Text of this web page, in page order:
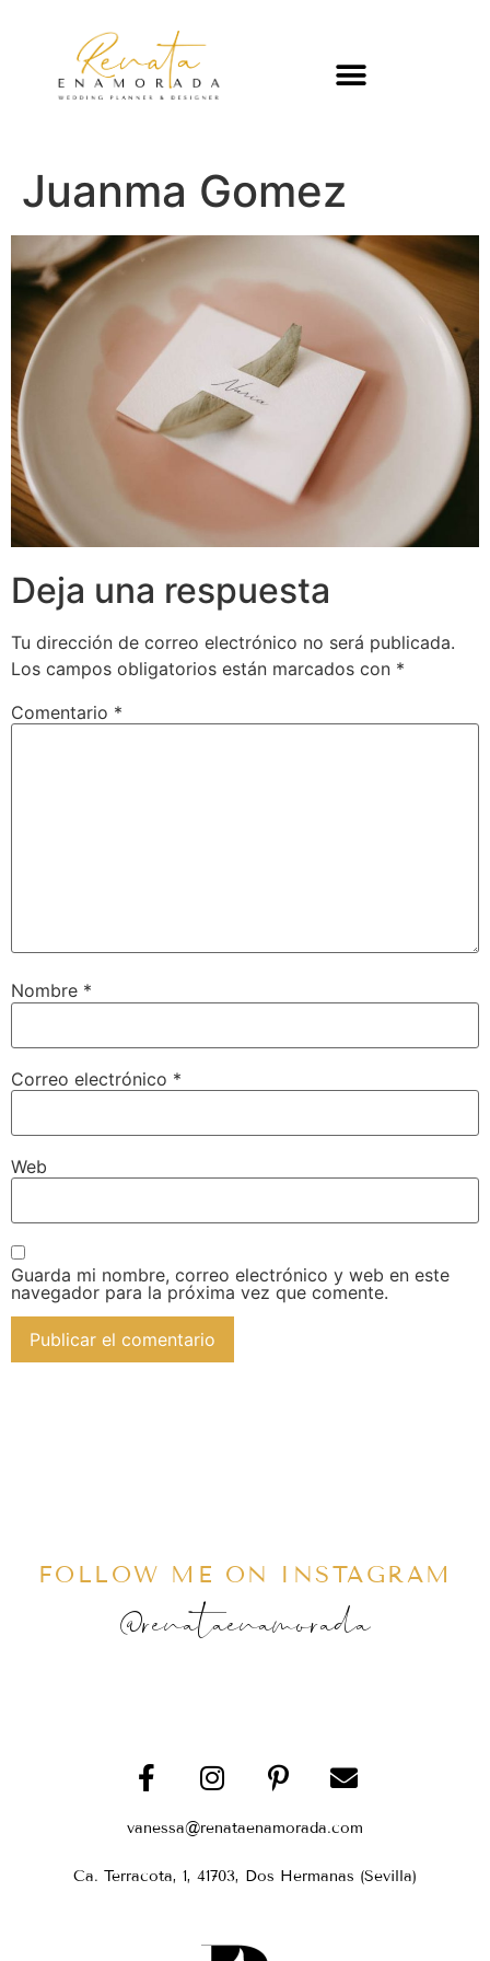
Juanma Gomez
Deja una respuesta
Tu dirección de correo electrónico no será publicada.
Los campos obligatorios están marcados con *
Comentario *
Nombre *
Correo electrónico *
Web
Guarda mi nombre, correo electrónico y web en este
navegador para la próxima vez que comente.
FOLLOW ME ON INSTAGRAM
@renataenamorada
vanessa@renataenamorada.com
Ca. Terracota, 1, 41703, Dos Hermanas (Sevilla)